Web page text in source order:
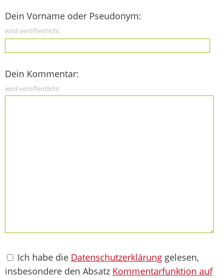
Dein Vorname oder Pseudonym:
wird veröffentlicht
Dein Kommentar:
wird veröffentlicht
Ich habe die Datenschutzerklärung gelesen,
insbesondere den Absatz Kommentarfunktion auf